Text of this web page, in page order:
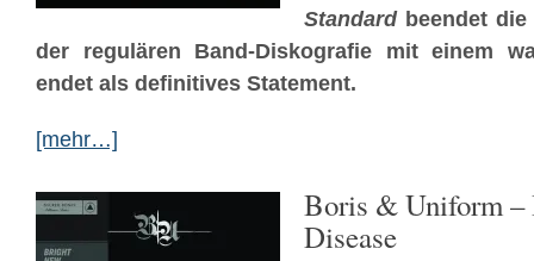
Standardbeendet die
der regulären Band-Diskografie mit einem
endet als definitives Statement.
[mehr…]
Boris & Uniform
Disease